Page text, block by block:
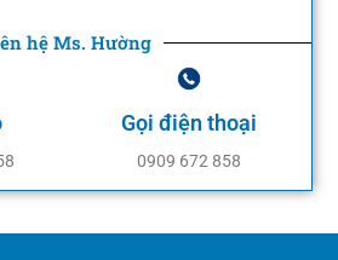
hệ Ms. Hường
Gọi điện thoại
0909 672 858